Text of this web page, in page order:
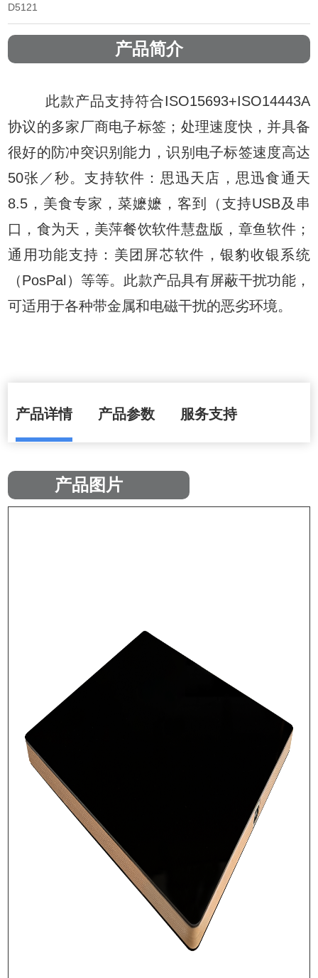
D5121
产品简介
此款产品支持符合ISO15693+ISO14443A
协议的多家厂商电子标签；处理速度快，并具备
很好的防冲突识别能力，识别电子标签速度高达
50张／秒。支持软件：思迅天店，思迅食通天
8.5，美食专家，菜嬷嬷，客到（支持USB及串
口，食为天，美萍餐饮软件慧盘版，章鱼软件；
通用功能支持：美团屏芯软件，银豹收银系统
（PosPal）等等。 此款产品具有屏蔽干扰功能，
可适用于各种带金属和电磁干扰的恶劣环境。
产品详情 产品参数 服务支持
产品图片